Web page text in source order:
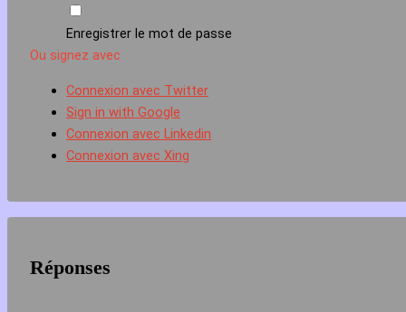
Enregistrer le mot de passe
Ou signez avec
Connexion avec Twitter
Sign in with Google
Connexion avec Linkedin
Connexion avec Xing
Réponses